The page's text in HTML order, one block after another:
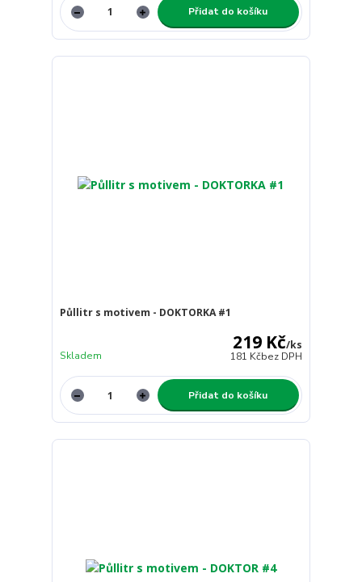
Přidat do košíku
Půllitr s motivem - DOKTORKA #1
219 Kč/ks
181 Kčbez DPH
Skladem
Přidat do košíku